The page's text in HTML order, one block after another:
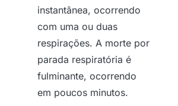
instantânea, ocorrendo
com uma ou duas
respirações. A morte por
parada respiratória é
fulminante, ocorrendo
em poucos minutos.